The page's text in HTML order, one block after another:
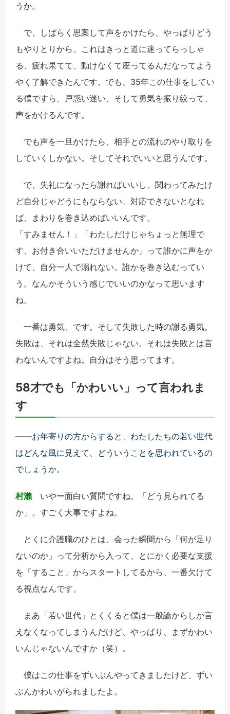
うか。
で、しばらく思案して声をかけたら、やっぱりどう
もやりとりから、これはきっと道に迷ってらっしゃ
る、疲れ果てて、動けなくて座ってるんだなってよう
やく了解できたんです。でも、35年この仕事をしてい
る僕ですら、戸惑い迷い、そして勇気を振り絞って、
声をかけるんです。
でも声を一旦かけたら、相手との流れのやり取りを
していくしかない。そしてそれでいいと思うんです。
で、失礼になったら謝ればいいし、関わってみたけ
ど自分じゃどうにもならない、対応できないとなれ
ば、まわりを巻き込めばいいんです。
「すみません！」「わたしだけじゃちょっと無理で
す、お付き合いいただけませんか」って誰かに声をか
けて、自分一人で溺れない。誰かを巻き込むってい
う。なんかそういう感じでいいのかなって思います
ね。
一番は勇気、です。そして失敗した時の謝る勇気。
失敗は、それは全然失敗じゃない。それは失敗とは言
わないんですよね。自分はそう思ってます。
58才でも「かわいい」って言われま
す
――お年寄りの方からすると、わたしたちの若い世代
はどんな風に見えて、どういうことを思われているの
でしょうか。
村瀨 いやー面白い質問ですね。「どう見られてる
か」。すごく大事ですよね。
とくに介護職のひとは、会った瞬間から「何が足り
ないのか」って分析から入って、とにかく必要な支援
を「すること」からスタートしてるから、一番欠けて
る視点なんです。
まあ「若い世代」とくくると僕は一般論からしか言
えなくなってしまうんだけど、やっぱり、まずかわい
いんじゃないんですか（笑）。
僕はこの仕事をずいぶんやってきましたけど、ずい
ぶんかわいがられましたよ。